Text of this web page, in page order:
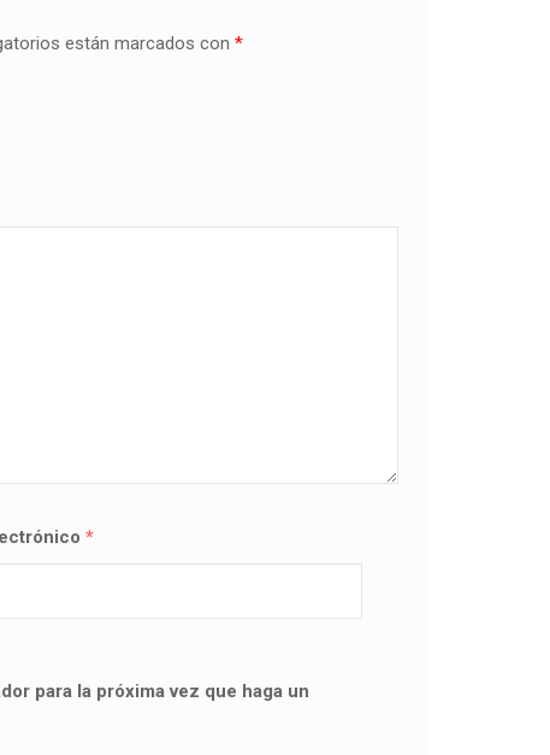
están marcados con *
*
para la próxima vez que haga un